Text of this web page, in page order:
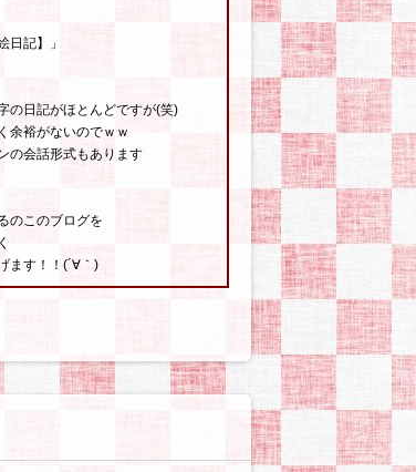
日記】」
の日記がほとんどですが(笑)
余裕がないのでｗｗ
の会話形式もあります
のこのブログを
ます！！(´∀｀)